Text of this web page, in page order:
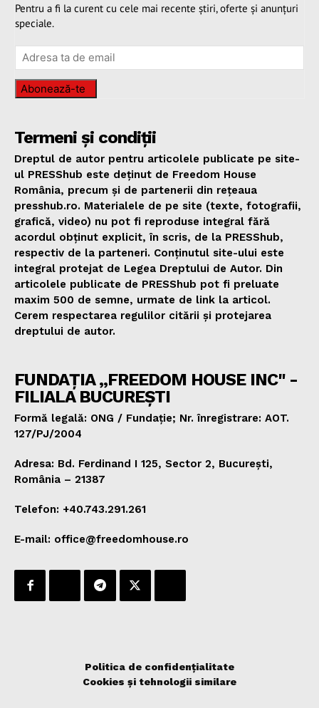
Pentru a fi la curent cu cele mai recente știri, oferte și anunțuri
speciale.
Abonează-te
Termeni și condiții
Dreptul de autor pentru articolele publicate pe site-
ul PRESShub este deținut de Freedom House
România, precum și de partenerii din rețeaua
presshub.ro. Materialele de pe site (texte, fotografii,
grafică, video) nu pot fi reproduse integral fără
acordul obținut explicit, în scris, de la PRESShub,
respectiv de la parteneri. Conținutul site-ului este
integral protejat de Legea Dreptului de Autor. Din
articolele publicate de PRESShub pot fi preluate
maxim 500 de semne, urmate de link la articol.
Cerem respectarea regulilor citării și protejarea
dreptului de autor.
FUNDAȚIA „FREEDOM HOUSE INC" -
FILIALA BUCUREȘTI
Formă legală: ONG / Fundație; Nr. înregistrare: AOT.
127/PJ/2004
Adresa: Bd. Ferdinand I 125, Sector 2, București,
România – 21387
Telefon: +40.743.291.261
E-mail: office@freedomhouse.ro
Politica de confidențialitate
Cookies și tehnologii similare